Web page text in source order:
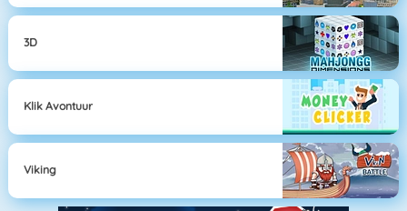
3D
Klik Avontuur
Viking